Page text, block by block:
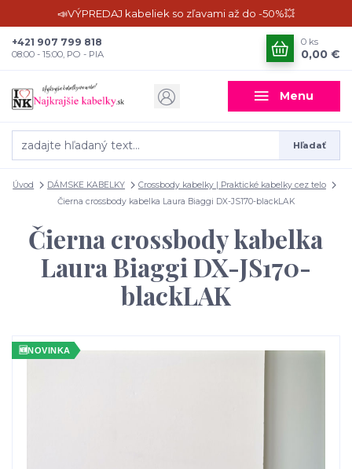
📣VÝPREDAJ kabeliek so zľavami až do -50%💥
Menu
Hľadať
+421 907 799 818
08:00 - 15:00, PO - PIA
0 ks
0,00 €
Úvod DÁMSKE KABELKY
Crossbody kabelky | Praktické kabelky cez telo
Čierna crossbody kabelka Laura Biaggi DX-JS170-blackLAK
Čierna crossbody kabelka
Laura Biaggi DX-JS170-
blackLAK
🆕NOVINKA